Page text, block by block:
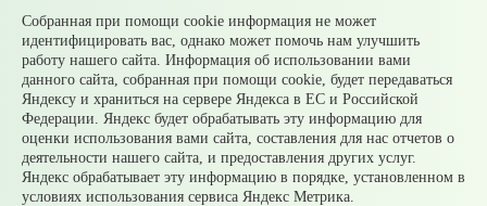
Бланк заявления (предоставление информации о результатах
экзаменов).docx 15.06 КБ
Собранная при помощи cookie информация не может
идентифицировать вас, однако может помочь нам улучшить
работу нашего сайта. Информация об использовании вами
данного сайта, собранная при помощи cookie, будет передаваться
Яндексу и храниться на сервере Яндекса в ЕС и Российской
Федерации. Яндекс будет обрабатывать эту информацию для
оценки использования вами сайта, составления для нас отчетов о
деятельности нашего сайта, и предоставления других услуг.
Яндекс обрабатывает эту информацию в порядке, установленном в
условиях использования сервиса Яндекс Метрика.
© 2026 Официальный сайт Муниципального округа
Среднеуральск Свердловской области
Карта сайта Архив
Ваше сообщение отправлено